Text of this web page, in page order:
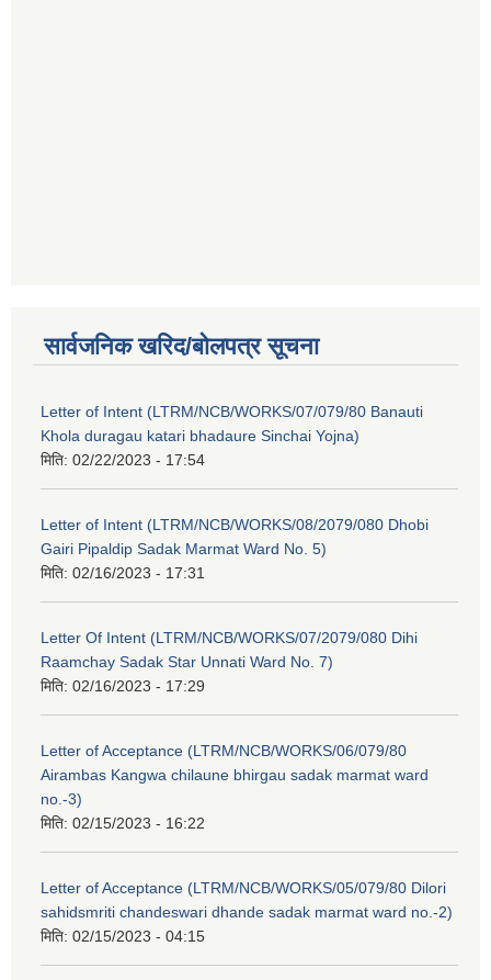
सार्वजनिक खरिद/बोलपत्र सूचना
Letter of Intent (LTRM/NCB/WORKS/07/079/80 Banauti
Khola duragau katari bhadaure Sinchai Yojna)
मिति: 02/22/2023 - 17:54
Letter of Intent (LTRM/NCB/WORKS/08/2079/080 Dhobi
Gairi Pipaldip Sadak Marmat Ward No. 5)
मिति: 02/16/2023 - 17:31
Letter Of Intent (LTRM/NCB/WORKS/07/2079/080 Dihi
Raamchay Sadak Star Unnati Ward No. 7)
मिति: 02/16/2023 - 17:29
Letter of Acceptance (LTRM/NCB/WORKS/06/079/80
Airambas Kangwa chilaune bhirgau sadak marmat ward
no.-3)
मिति: 02/15/2023 - 16:22
Letter of Acceptance (LTRM/NCB/WORKS/05/079/80 Dilori
sahidsmriti chandeswari dhande sadak marmat ward no.-2)
मिति: 02/15/2023 - 04:15